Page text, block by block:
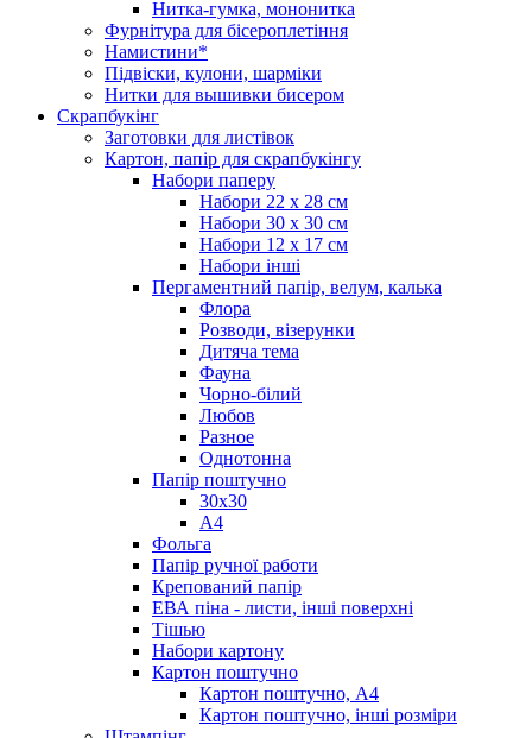
Нитка-гумка, мононитка
Фурнітура для бісероплетіння
Намистини*
Підвіски, кулони, шарміки
Нитки для вышивки бисером
Скрапбукінг
Заготовки для листівок
Картон, папір для скрапбукінгу
Набори паперу
Набори 22 х 28 см
Набори 30 х 30 см
Набори 12 х 17 см
Набори інші
Пергаментний папір, велум, калька
Флора
Розводи, візерунки
Дитяча тема
Фауна
Чорно-білий
Любов
Разное
Однотонна
Папір поштучно
30х30
А4
Фольга
Папір ручної работи
Крепований папір
ЕВА піна - листи, інші поверхні
Тішью
Набори картону
Картон поштучно
Картон поштучно, А4
Картон поштучно, інші розміри